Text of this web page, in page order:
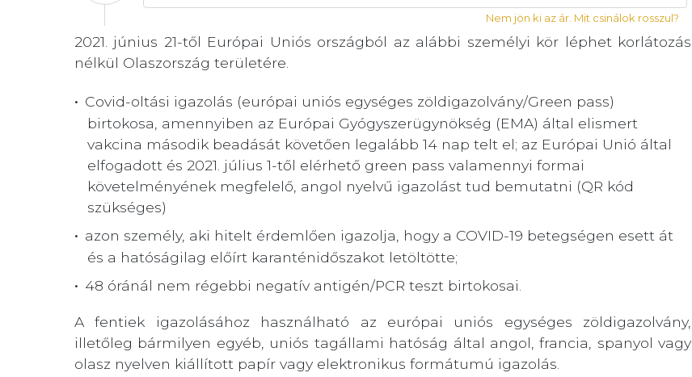
Nem jön ki az ár. Mit csinálok rosszul?
2021. június 21-től Európai Uniós országból az alábbi személyi kör léphet korlátozás
nélkül Olaszország területére.
Covid-oltási igazolás (európai uniós egységes zöldigazolvány/Green pass)
birtokosa, amennyiben az Európai Gyógyszerügynökség (EMA) által elismert
vakcina második beadását követően legalább 14 nap telt el; az Európai Unió által
elfogadott és 2021. július 1-től elérhető green pass valamennyi formai
követelményének megfelelő, angol nyelvű igazolást tud bemutatni (QR kód
szükséges)
azon személy, aki hitelt érdemlően igazolja, hogy a COVID-19 betegségen esett át
és a hatóságilag előírt karanténidőszakot letöltötte;
48 óránál nem régebbi negatív antigén/PCR teszt birtokosai.
A fentiek igazolásához használható az európai uniós egységes zöldigazolvány,
illetőleg bármilyen egyéb, uniós tagállami hatóság által angol, francia, spanyol vagy
olasz nyelven kiállított papír vagy elektronikus formátumú igazolás.